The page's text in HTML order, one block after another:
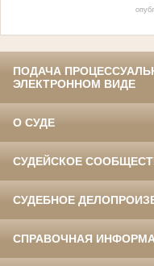
ПОДАЧА
ЭЛЕКТРОННОМ ВИДЕ
О СУДЕ
СУДЕЙСКОЕ
СУДЕБНОЕ
СПРАВОЧНАЯ